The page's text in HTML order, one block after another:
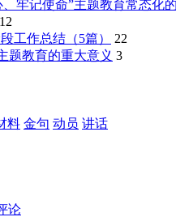
牢记使命”主题教育常态化
12
工作总结（5篇）
22
题教育的重大意义 3
料 金句 动员 讲话
论